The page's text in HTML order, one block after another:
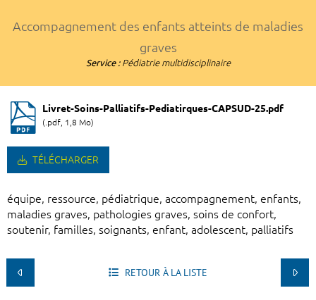
Accompagnement des enfants atteints de maladies
graves
Service : Pédiatrie multidisciplinaire
Livret-Soins-Palliatifs-Pediatirques-CAPSUD-25.pdf
(.pdf, 1,8 Mo)
TÉLÉCHARGER
équipe, ressource, pédiatrique, accompagnement, enfants,
maladies graves, pathologies graves, soins de confort,
soutenir, familles, soignants, enfant, adolescent, palliatifs
RETOUR À LA LISTE